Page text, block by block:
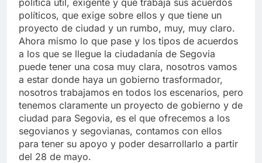
políticos, que exige sobre ellos y que tiene un
proyecto de ciudad y un rumbo, muy, muy claro.
Ahora mismo lo que pase y los tipos de acuerdos
a los que se llegue la ciudadanía de Segovia
puede tener una cosa muy clara, nosotros vamos
a estar donde haya un gobierno trasformador,
nosotros trabajamos en todos los escenarios, pero
tenemos claramente un proyecto de gobierno y de
ciudad para Segovia, es el que ofrecemos a los
segovianos y segovianas, contamos con ellos
para tener su apoyo y poder desarrollarlo a partir
del 28 de mayo.